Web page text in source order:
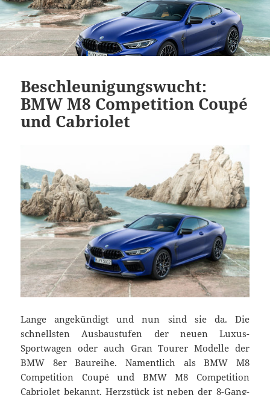
Beschleunigungswucht:
BMW M8 Competition Coupé
und Cabriolet
Lange angekündigt und nun sind sie da. Die
schnellsten Ausbaustufen der neuen Luxus-
Sportwagen oder auch Gran Tourer Modelle der
BMW 8er Baureihe. Namentlich als BMW M8
Competition Coupé und BMW M8 Competition
Cabriolet bekannt. Herzstück ist neben der 8-Gang-